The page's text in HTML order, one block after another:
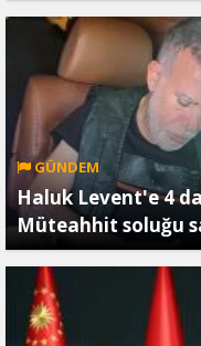
GÜNDEM
Haluk Levent'e 4
Müteahhit soluğu